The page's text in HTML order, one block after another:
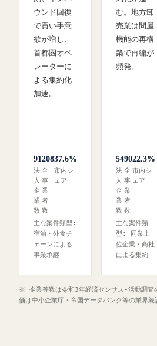
ウンド回復
で買い手意
欲が増し、
首都圏オペ
レーターに
よる集約化
加速。
91
法
人
企
業
数
208
全
事
業
者
数
37.6%
市内シ
ェア
主な案件類型:
宿泊・外食チ
ェーンによる
事業承継
む。地方卸
売業は問屋
機能の再構
築で再編が
頻発。
54
法
人
企
業
数
90
全
事
業
者
数
22.3%
市内シ
ェア
主な案件類
型: 同業上
位企業・商社
による集約
※ 企業等数は令和3年経済センサス‐活動調査
価は中小企業庁・帝国データバンク等の業界統